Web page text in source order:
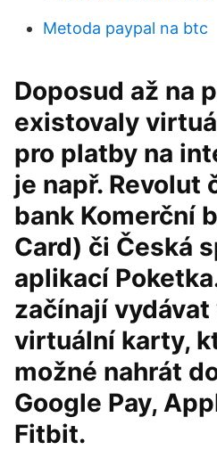
Metoda paypal na btc
Doposud až na
existovaly
pro platby na
je např. Revolut
bank Komerční
Card) či Česká
aplikací
začínají
virtuální karty,
možné nahrát
Google Pay,
Fitbit.